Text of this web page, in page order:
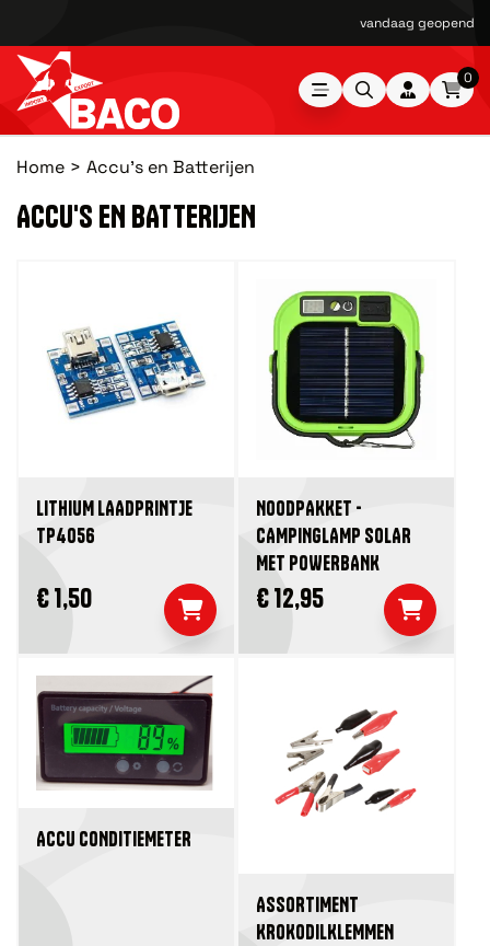
vandaag geopend
0
Home Accu's en Batterijen
ACCU'S EN BATTERIJEN
LITHIUM LAADPRINTJE
TP4056
€ 1,50
NOODPAKKET -
CAMPINGLAMP SOLAR
MET POWERBANK
€ 12,95
ACCU CONDITIEMETER
ASSORTIMENT
KROKODILKLEMMEN